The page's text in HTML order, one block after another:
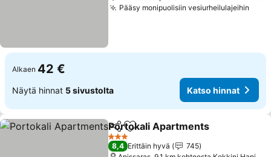
Pääsy monipuolisiin vesiurheilulajeihin
Alkaen 42 €
Näytä hinnat 5 sivustolta Katso hinnat
Jaa Lisää suosikkeihin
Portokali Apartments
3 Tähtiluokitus
8,4 Erittäin hyvä
745